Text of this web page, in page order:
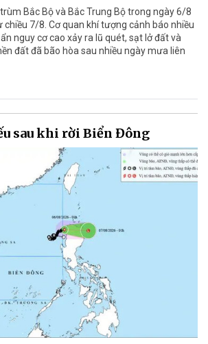
Bắc Bộ và Bắc Trung Bộ trong ngày 6/8
7/8. Cơ quan khí tượng cảnh báo nhiều
nguy cơ cao xảy ra lũ quét, sạt lở đất và
đất đã bão hòa sau nhiều ngày mưa liên
sau khi rời Biển Đông